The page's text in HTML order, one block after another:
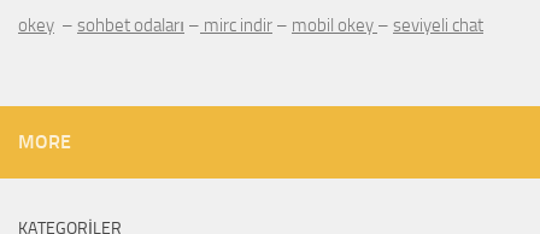
okey – sohbet odaları – mirc indir – mobil okey – seviyeli chat
MORE
KATEGORILER